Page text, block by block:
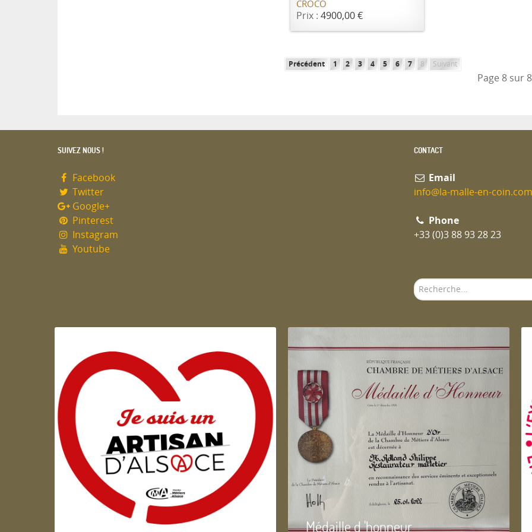
CROCO
Prix : 4900,00 €
Précédent 1 2 3 4 5 6 7 8 Suivant
Page 8 sur 8
SUIVEZ NOUS !
Facebook
Twitter
Google+
Pinterest
Instagram
Youtube
CONTACT
Email
info@la-malle-en-coin.com
Phone
+33 (0)3 88 93 28 23
Rechercher
Artisan d'Alsace Médaille d 'honneur